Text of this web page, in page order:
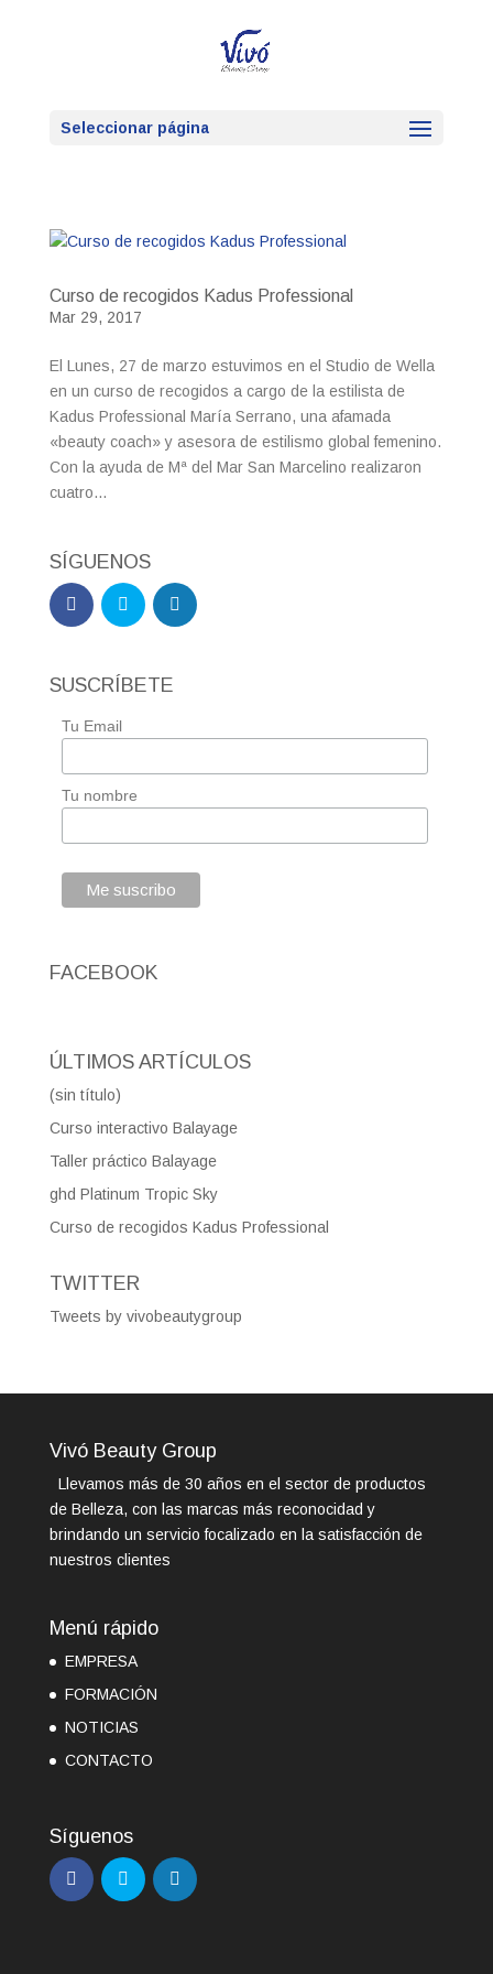
Seleccionar página
Curso de recogidos Kadus Professional
Mar 29, 2017
El Lunes, 27 de marzo estuvimos en el Studio de Wella
en un curso de recogidos a cargo de la estilista de
Kadus Professional María Serrano, una afamada
«beauty coach» y asesora de estilismo global femenino.
Con la ayuda de Mª del Mar San Marcelino realizaron
cuatro...
SÍGUENOS
SUSCRÍBETE
Tu Email
Tu nombre
FACEBOOK
ÚLTIMOS ARTÍCULOS
(sin título)
Curso interactivo Balayage
Taller práctico Balayage
ghd Platinum Tropic Sky
Curso de recogidos Kadus Professional
TWITTER
Tweets by vivobeautygroup
Vivó Beauty Group
Llevamos más de 30 años en el sector de productos
de Belleza, con las marcas más reconocidad y
brindando un servicio focalizado en la satisfacción de
nuestros clientes
Menú rápido
EMPRESA
FORMACIÓN
NOTICIAS
CONTACTO
Síguenos